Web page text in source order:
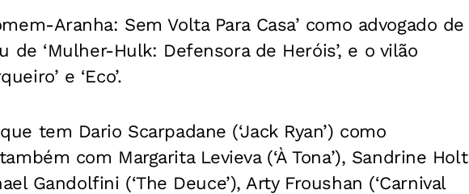
Aranha: Sem Volta Para Casa’ como advogado de
de ‘Mulher-Hulk: Defensora de Heróis’, e o vilão
e ‘Eco’.
tem Dario Scarpadane (‘Jack Ryan’) como
com Margarita Levieva (‘À Tona’), Sandrine Holt
Gandolfini (‘The Deuce’), Arty Froushan (‘Carnival